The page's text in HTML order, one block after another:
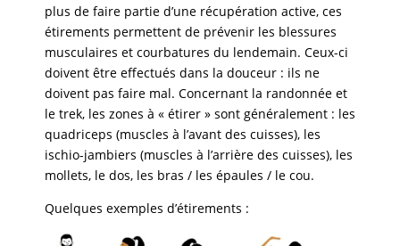
plus de faire partie d’une récupération active, ces
étirements permettent de prévenir les blessures
musculaires et courbatures du lendemain. Ceux-ci
doivent être effectués dans la douceur : ils ne
doivent pas faire mal. Concernant la randonnée et
le trek, les zones à « étirer » sont généralement : les
quadriceps (muscles à l’avant des cuisses), les
ischio-jambiers (muscles à l’arrière des cuisses), les
mollets, le dos, les bras / les épaules / le cou.
Quelques exemples d’étirements :